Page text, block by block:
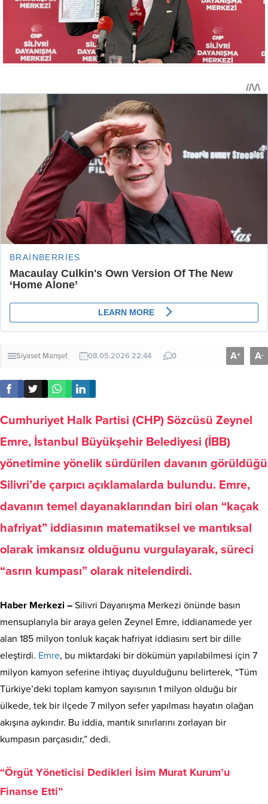
Siyaset Manşet 08.05.2026 22:44 0 A+ A-
Cumhuriyet Halk Partisi (CHP) Sözcüsü Zeynel
Emre, İstanbul Büyükşehir Belediyesi (İBB)
yönetimine yönelik sürdürilen davanın görüldüğü
Silivri’de çarpıcı açıklamalarda bulundu. Emre,
davanın temel dayanaklarından biri olan “kaçak
hafriyat” iddiasının matematiksel ve mantıksal
olarak imkansız olduğunu vurgulayarak, süreci
“asrın kumpası” olarak nitelendirdi.
Haber Merkezi – Silivri Dayanışma Merkezi önünde basın
mensuplarıyla bir araya gelen Zeynel Emre, iddianamede yer
alan 185 milyon tonluk kaçak hafriyat iddiasını sert bir dille
eleştirdi. Emre, bu miktardaki bir dökümün yapılabilmesi için 7
milyon kamyon seferine ihtiyaç duyulduğunu belirterek, “Tüm
Türkiye’deki toplam kamyon sayısının 1 milyon olduğu bir
ülkede, tek bir ilçede 7 milyon sefer yapılması hayatın olağan
akışına aykırıdır. Bu iddia, mantık sınırlarını zorlayan bir
kumpasın parçasıdır,” dedi.
“Örgüt Yöneticisi Dedikleri İsim Murat Kurum’u
Finanse Etti”